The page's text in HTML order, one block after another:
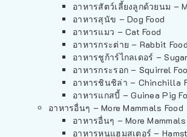
อาหารสัตว์เลี้ยงลูกด้วยนม –
อาหารสุนัข – Dog Food
อาหารแมว – Cat Food
อาหารกระต่าย – Rabbit Food
อาหารชูก้าร์ไกลเดอร์ –
อาหารกระรอก – Squirrel
อาหารชินชิล่า – Chinchilla
อาหารแกสบี้ – Guinea Pig
อาหารอื่นๆ – More Mammals Food
อาหารอื่นๆ – More Mammals
อาหารหนูแฮมสเตอร์ –